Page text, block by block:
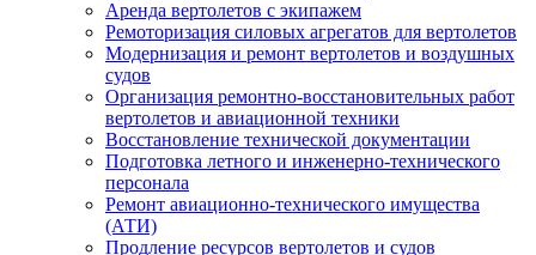
Аренда вертолетов с экипажем
Ремоторизация силовых агрегатов для вертолетов
Модернизация и ремонт вертолетов и воздушных
судов
Организация ремонтно-восстановительных работ
вертолетов и авиационной техники
Восстановление технической документации
Подготовка летного и инженерно-технического
персонала
Ремонт авиационно-технического имущества
(АТИ)
Продление ресурсов вертолетов и судов